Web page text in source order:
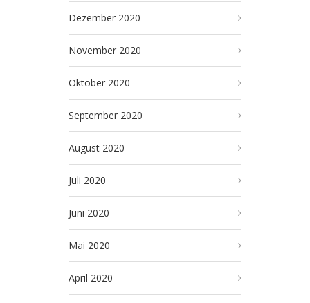
Dezember 2020
November 2020
Oktober 2020
September 2020
August 2020
Juli 2020
Juni 2020
Mai 2020
April 2020